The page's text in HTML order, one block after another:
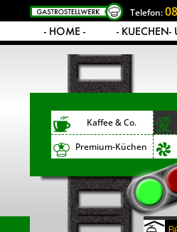
Telefon:
- HOME -
- KUECHEN-
Kaffee & Co.
Premium-Küchen